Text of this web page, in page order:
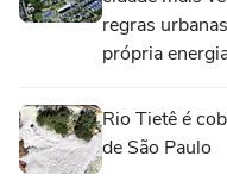
regras
própria
Rio Tietê é
de São Paulo